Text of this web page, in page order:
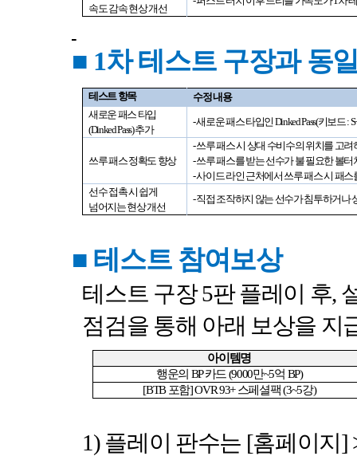
속도 감속 현상 개선
■ 1차 테스트 구장과 동
테스트 항목
수정 내용
새로운 패스 타입
(Dinked Pass)추가
-새로운 패스 타입인 Dinked Pass(키보드:
쓰루 패스 정확도 향상
-쓰루 패스 시 상대 수비수의 위치를 고
-쓰루 패스를 받는 선수가 불 필요한 볼
-사이드 라인 근처에서 쓰루 패스 시 패
선수 접촉 시 쉽게
넘어지는 현상 개선
-직접 조작하지 않는 선수가 침투하거나
■ 테스트 참여보상
테스트 구장5판 플레이 후,
점검을 통해 아래 보상을 지
아이템명
행운의 BP카드 (9000만~5억 BP)
[BTB 포함] OVR 93+스페셜팩(3~5강)
1) 플레이 판수는 [홈페이지]